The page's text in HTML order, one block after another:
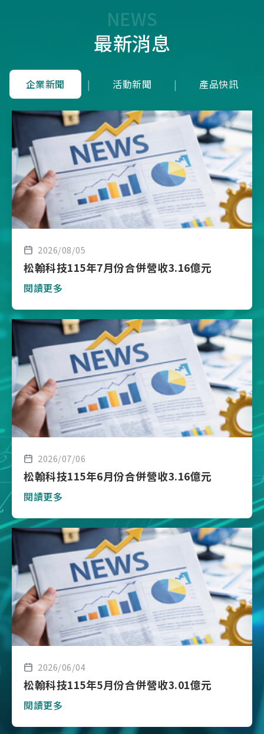
NEWS
最新消息
企業新聞 | 活動新聞 | 產品快訊
2026/08/05
松翰科技115年7月份合併營收3.16億元
閱讀更多
2026/07/06
松翰科技115年6月份合併營收3.16億元
閱讀更多
2026/06/04
松翰科技115年5月份合併營收3.01億元
閱讀更多